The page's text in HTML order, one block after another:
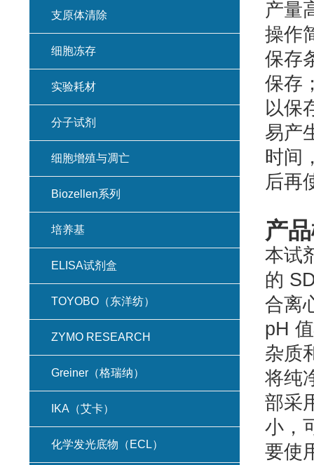
产量
操作
保存
保存
以保
易产
时间
后再
产
本试
的
合离
pH
杂质
将纯
部采
小，
要使
支原体清除
细胞冻存
实验耗材
分子试剂
细胞增殖与凋亡
Biozellen系列
培养基
ELISA试剂盒
TOYOBO（东洋纺）
ZYMO RESEARCH
Greiner（格瑞纳）
IKA（艾卡）
化学发光底物（ECL）